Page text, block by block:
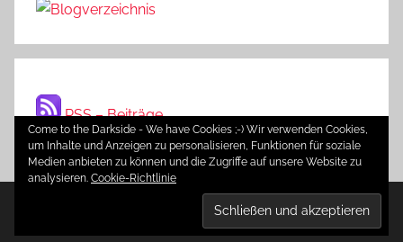
RSS – Beiträge
WordPress-Theme: Donovan von ThemeZee.
Come to the Darkside - We have Cookies ;-) Wir verwenden Cookies,
um Inhalte und Anzeigen zu personalisieren, Funktionen für soziale
Medien anbieten zu können und die Zugriffe auf unsere Website zu
analysieren. Cookie-Richtlinie